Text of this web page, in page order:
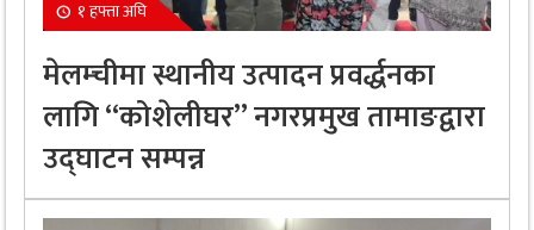
१ हफ्ता अघि
मेलम्चीमा स्थानीय उत्पादन प्रवर्द्धनका
लागि “कोशेलीघर” नगरप्रमुख तामाङद्वारा
उद्घाटन सम्पन्न